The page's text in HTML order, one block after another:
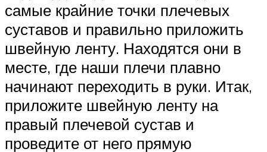
самые крайние точки плечевых
суставов и правильно приложить
швейную ленту. Находятся они в
месте, где наши плечи плавно
начинают переходить в руки. Итак,
приложите швейную ленту на
правый плечевой сустав и
проведите от него прямую